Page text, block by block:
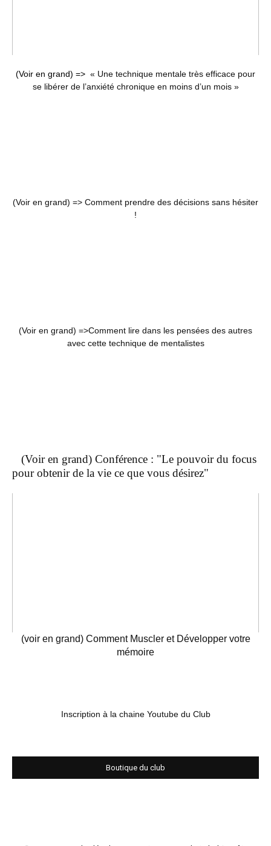
(Voir en grand) => « Une technique mentale très efficace pour
se libérer de l’anxiété chronique en moins d’un mois »
(Voir en grand) => Comment prendre des décisions sans hésiter
!
(Voir en grand) =>Comment lire dans les pensées des autres
avec cette technique de mentalistes
(Voir en grand) Conférence : "Le pouvoir du focus
pour obtenir de la vie ce que vous désirez"
(voir en grand) Comment Muscler et Développer votre
mémoire
Inscription à la chaine Youtube du Club
Boutique du club